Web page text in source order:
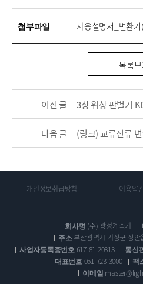
첨부파일 사용설명서_변환
목록보
이전 글 3상 위상 판별기
다음 글 (링크) 교류전류
개인정보취급방침 이용약
회사명 (주) 광성계측기
주소부산광역시 기장군 장안
사업자등록증번호 617-81-20313 통신
대표번호 051-723-3000 팩
이메일